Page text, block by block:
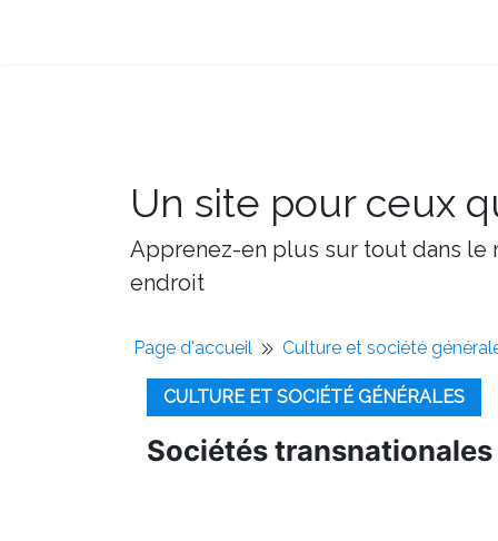
Un site pour ceux
Apprenez-en plus sur tout dans le
endroit
Page d'accueil Culture et société
CULTURE ET SOCIÉTÉ GÉNÉRALES
Sociétés